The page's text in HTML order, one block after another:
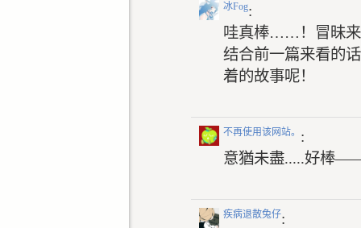
冰Fog:
哇真棒……！冒昧来
结合前一篇来看的
着的故事呢！
不再使用该网站。 :
意猶未盡.....好棒
疾病退散兔仔: